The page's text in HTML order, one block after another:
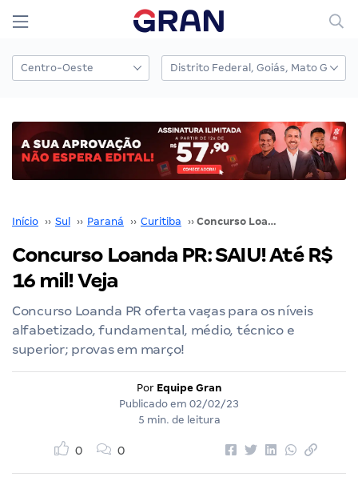
Início ›› Sul ›› Paraná ›› Curitiba ›› Concurso Loanda PR: SAIU! Até R$ 16 mil! Veja
Concurso Loanda PR: SAIU! Até R$
16 mil! Veja
Concurso Loanda PR oferta vagas para os níveis
alfabetizado, fundamental, médio, técnico e
superior; provas em março!
Por Equipe Gran
Publicado em 02/02/23
5 min. de leitura
0 0